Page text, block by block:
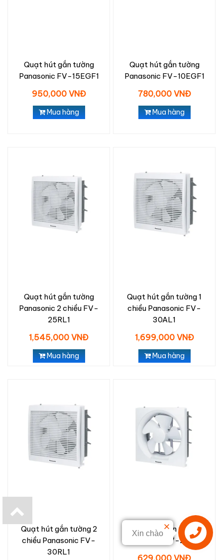
Quạt hút gắn tường
Panasonic FV-15EGF1
950,000 VNĐ
Mua hàng
Quạt hút gắn tường
Panasonic FV-10EGF1
780,000 VNĐ
Mua hàng
Quạt hút gắn tường
Panasonic 2 chiều FV-
25RL1
1,545,000 VNĐ
Mua hàng
Quạt hút gắn tường 1
chiều Panasonic FV-
30AL1
1,699,000 VNĐ
Mua hàng
Quạt hút gắn tường 2
chiều Panasonic FV-
30RL1
Quạt hút gắn tường
Panasonic FV-20AU1
629,000 VNĐ
Xin chào